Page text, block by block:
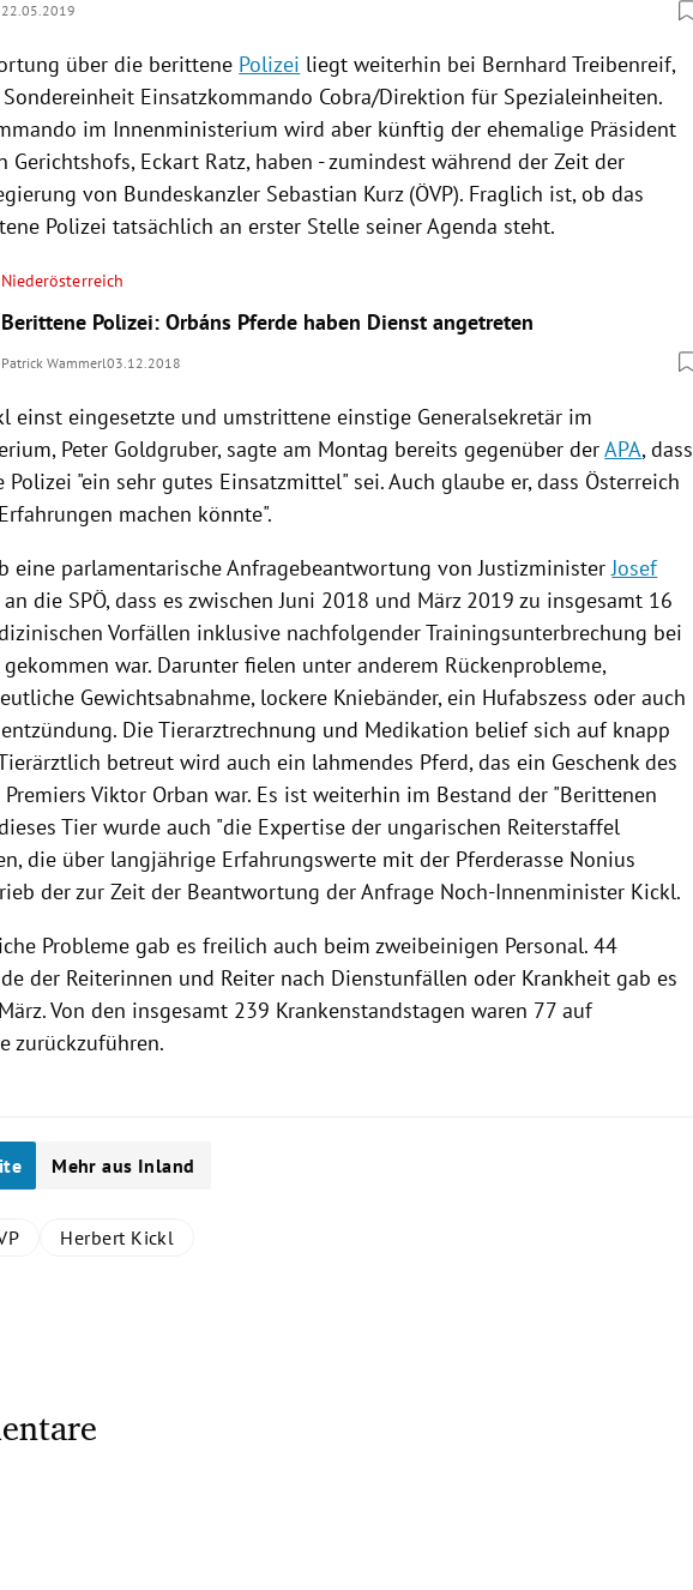
22.05.2019
über die berittene Polizei liegt weiterhin bei Bernhard Treibenreif,
Einsatzkommando Cobra/Direktion für Spezialeinheiten.
im Innenministerium wird aber künftig der ehemalige Präsident
Gerichtshofs, Eckart Ratz, haben - zumindest während der Zeit der
von Bundeskanzler Sebastian Kurz(ÖVP). Fraglich ist, ob das
Polizei tatsächlich an erster Stelle seiner Agenda steht.
Niederösterreich
Berittene Polizei: Orbáns Pferde haben Dienst angetreten
Patrick Wammerl03.12.2018
einst eingesetzte und umstrittene einstige Generalsekretär im
, Peter Goldgruber, sagte am Montag bereits gegenüber derAPA, dass
Polizei "ein sehr gutes Einsatzmittel" sei. Auch glaube er, dass Österreich
machen könnte".
eine parlamentarische Anfragebeantwortung von JustizministerJosef
an die SPÖ, dass es zwischen Juni 2018 und März 2019 zu insgesamt 16
Vorfällen inklusive nachfolgender Trainingsunterbrechung bei
war. Darunter fielen unter anderem Rückenprobleme,
Gewichtsabnahme, lockere Kniebänder, ein Hufabszess oder auch
Die Tierarztrechnung und Medikation belief sich auf knapp
betreut wird auch ein lahmendes Pferd, das ein Geschenk des
PremiersViktor Orban war. Es ist weiterhin im Bestand der "Berittenen
Tier wurde auch "die Expertise der ungarischen Reiterstaffel
die über langjährige Erfahrungswerte mit der Pferderasse Nonius
der zur Zeit der Beantwortung der Anfrage Noch-Innenminister Kickl.
Probleme gab es freilich auch beim zweibeinigen Personal. 44
der Reiterinnen und Reiter nach Dienstunfällen oder Krankheit gab es
Von den insgesamt 239 Krankenstandstagen waren 77 auf
zurückzuführen.
Mehr aus Inland
Herbert Kickl